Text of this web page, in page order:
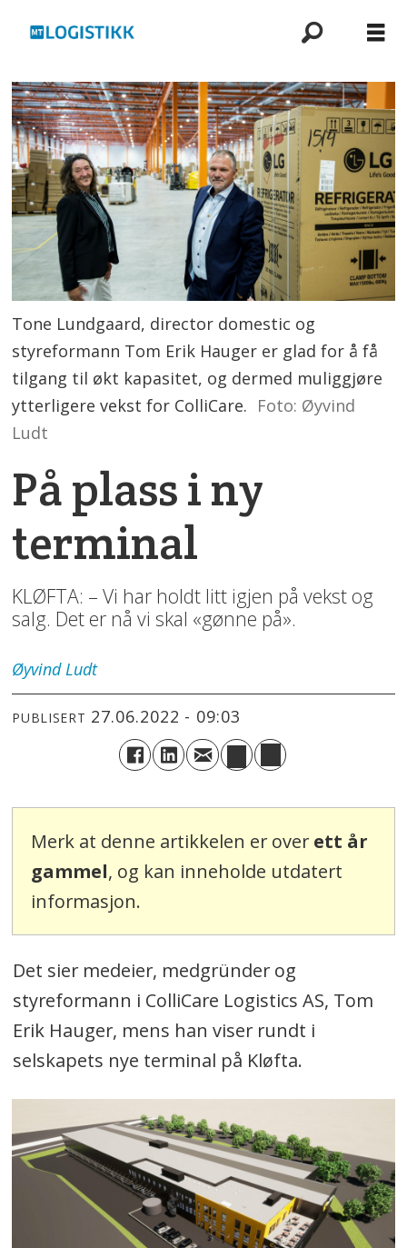
Tone Lundgaard, director domestic og
styreformann Tom Erik Hauger er glad for å få
tilgang til økt kapasitet, og dermed muliggjøre
ytterligere vekst for ColliCare. Foto: Øyvind
Ludt
På plass i ny
terminal
KLØFTA: – Vi har holdt litt igjen på vekst og
salg. Det er nå vi skal «gønne på».
Øyvind Ludt
PUBLISERT 27.06.2022 - 09:03
Merk at denne artikkelen er over ett år
gammel, og kan inneholde utdatert
informasjon.
Det sier medeier, medgründer og
styreformann i ColliCare Logistics AS, Tom
Erik Hauger, mens han viser rundt i
selskapets nye terminal på Kløfta.